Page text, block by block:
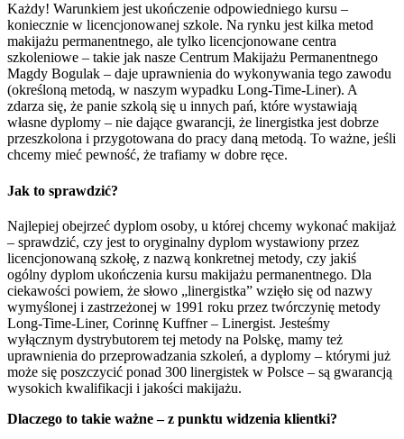
Każdy! Warunkiem jest ukończenie odpowiedniego kursu –
koniecznie w licencjonowanej szkole. Na rynku jest kilka metod
makijażu permanentnego, ale tylko licencjonowane centra
szkoleniowe – takie jak nasze Centrum Makijażu Permanentnego
Magdy Bogulak – daje uprawnienia do wykonywania tego zawodu
(określoną metodą, w naszym wypadku Long-Time-Liner). A
zdarza się, że panie szkolą się u innych pań, które wystawiają
własne dyplomy – nie dające gwarancji, że linergistka jest dobrze
przeszkolona i przygotowana do pracy daną metodą. To ważne, jeśli
chcemy mieć pewność, że trafiamy w dobre ręce.
Jak to sprawdzić?
Najlepiej obejrzeć dyplom osoby, u której chcemy wykonać makijaż
– sprawdzić, czy jest to oryginalny dyplom wystawiony przez
licencjonowaną szkołę, z nazwą konkretnej metody, czy jakiś
ogólny dyplom ukończenia kursu makijażu permanentnego. Dla
ciekawości powiem, że słowo „linergistka” wzięło się od nazwy
wymyślonej i zastrzeżonej w 1991 roku przez twórczynię metody
Long-Time-Liner, Corinnę Kuffner – Linergist. Jesteśmy
wyłącznym dystrybutorem tej metody na Polskę, mamy też
uprawnienia do przeprowadzania szkoleń, a dyplomy – którymi już
może się poszczycić ponad 300 linergistek w Polsce – są gwarancją
wysokich kwalifikacji i jakości makijażu.
Dlaczego to takie ważne – z punktu widzenia klientki?